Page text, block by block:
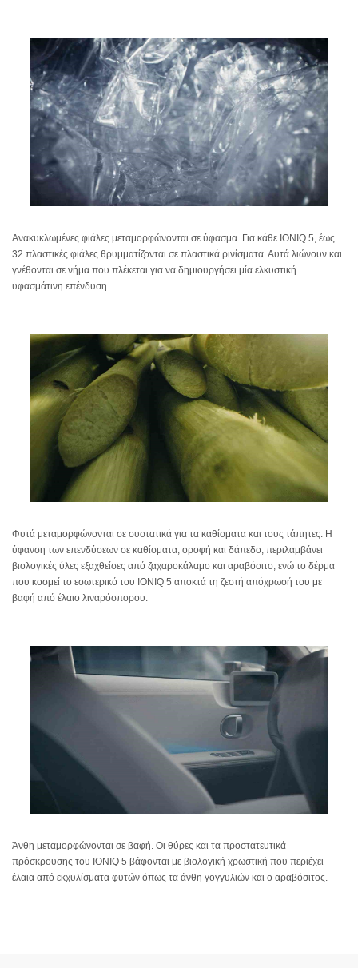
Ανακυκλωμένες φιάλες μεταμορφώνονται σε ύφασμα. Για κάθε IONIQ 5, έως
32 πλαστικές φιάλες θρυμματίζονται σε πλαστικά ρινίσματα. Αυτά λιώνουν και
γνέθονται σε νήμα που πλέκεται για να δημιουργήσει μία ελκυστική
υφασμάτινη επένδυση.
Φυτά μεταμορφώνονται σε συστατικά για τα καθίσματα και τους τάπητες. Η
ύφανση των επενδύσεων σε καθίσματα, οροφή και δάπεδο, περιλαμβάνει
βιολογικές ύλες εξαχθείσες από ζαχαροκάλαμο και αραβόσιτο, ενώ το δέρμα
που κοσμεί το εσωτερικό του IONIQ 5 αποκτά τη ζεστή απόχρωσή του με
βαφή από έλαιο λιναρόσπορου.
Άνθη μεταμορφώνονται σε βαφή. Οι θύρες και τα προστατευτικά
πρόσκρουσης του IONIQ 5 βάφονται με βιολογική χρωστική που περιέχει
έλαια από εκχυλίσματα φυτών όπως τα άνθη γογγυλιών και ο αραβόσιτος.